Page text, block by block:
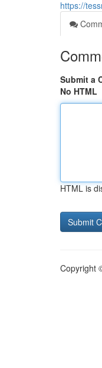
https://
Submit a
No HTML
HTML is
Copyright